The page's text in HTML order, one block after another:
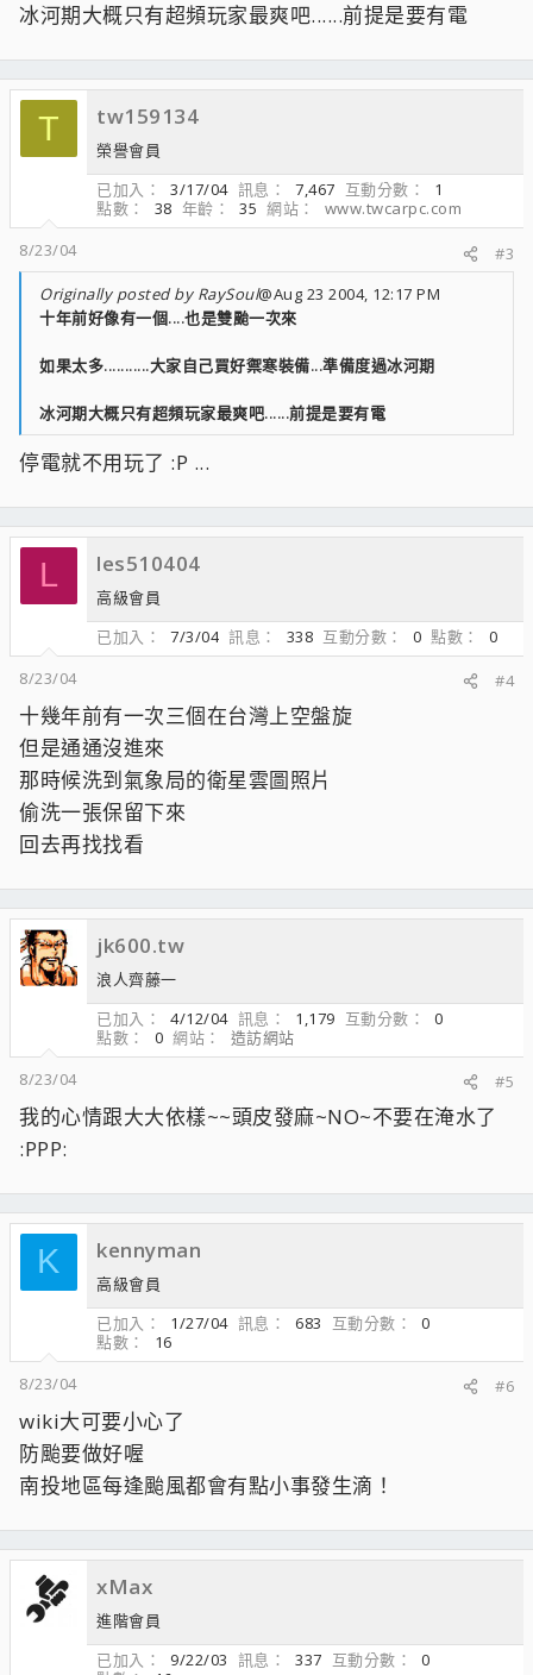
冰河期大概只有超頻玩家最爽吧......前提是要有電
T tw159134
榮譽會員
已加入
3/17/04 訊息 7,467 互動分數
1
點數
38 年齡 35 網站
www.twcarpc.com
8/23/04
#3
Originally posted by RaySoul@Aug 23 2004, 12:17 PM
十年前好像有一個....也是雙颱一次來
如果太多...........大家自己買好禦寒裝備...準備度過冰河期
冰河期大概只有超頻玩家最爽吧......前提是要有電
停電就不用玩了 :P ...
L les510404
高級會員
已加入
7/3/04 訊息 338 互動分數 0 點數
0
8/23/04
#4
十幾年前有一次三個在台灣上空盤旋
但是通通沒進來
那時候洗到氣象局的衛星雲圖照片
偷洗一張保留下來
回去再找找看
jk600.tw
浪人齊藤一
已加入
4/12/04 訊息 1,179 互動分數
0
點數
0 網站
造訪網站
8/23/04
#5
我的心情跟大大依樣~~頭皮發麻~NO~不要在淹水了
:PPP:
K kennyman
高級會員
已加入
1/27/04 訊息 683 互動分數
0
點數
16
8/23/04
#6
wiki大可要小心了
防颱要做好喔
南投地區每逢颱風都會有點小事發生滴！
xMax
進階會員
已加入
9/22/03 訊息 337 互動分數
0